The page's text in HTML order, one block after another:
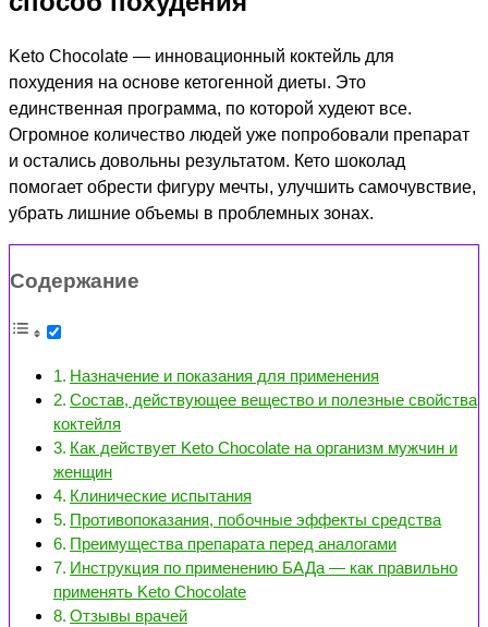
Keto Сhocolate — инновационный коктейль для
похудения на основе кетогенной диеты. Это
единственная программа, по которой худеют все.
Огромное количество людей уже попробовали препарат
и остались довольны результатом. Кето шоколад
помогает обрести фигуру мечты, улучшить самочувствие,
убрать лишние объемы в проблемных зонах.
Содержание
Назначение и показания для применения
Состав, действующее вещество и полезные свойства
коктейля
Как действует Keto Сhocolate на организм мужчин и
женщин
Клинические испытания
Противопоказания, побочные эффекты средства
Преимущества препарата перед аналогами
Инструкция по применению БАДа — как правильно
применять Keto Сhocolate
Отзывы врачей